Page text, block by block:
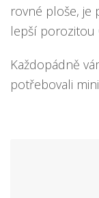
rovné ploše, je
lepší porozitou
Každopádně
potřebovali